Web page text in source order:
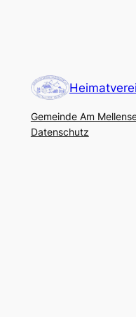
Gemeinde Am
Datenschutz